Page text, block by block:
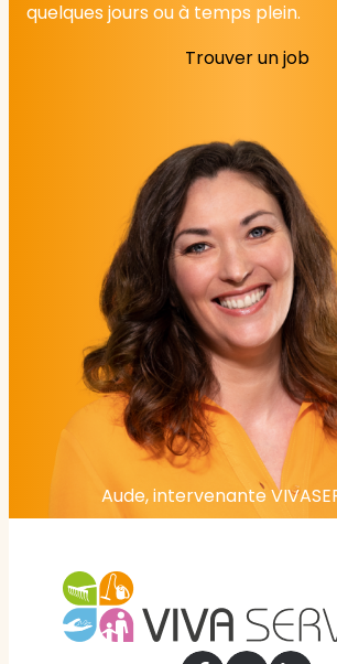
quelques jours ou à temps plein.
Trouver un job
Aude, intervenante